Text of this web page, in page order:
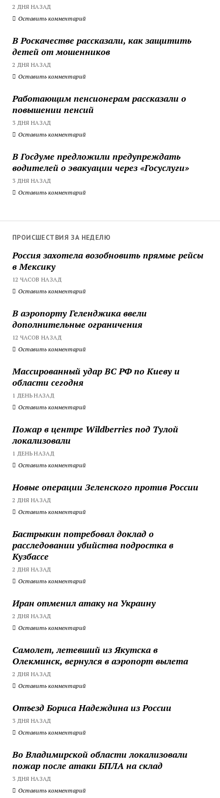
2 ДНЯ НАЗАД
Оставить комментарий
В Роскачестве рассказали, как защитить
детей от мошенников
2 ДНЯ НАЗАД
Оставить комментарий
Работающим пенсионерам рассказали о
повышении пенсий
3 ДНЯ НАЗАД
Оставить комментарий
В Госдуме предложили предупреждать
водителей о эвакуации через «Госуслуги»
3 ДНЯ НАЗАД
Оставить комментарий
ПРОИСШЕСТВИЯ ЗА НЕДЕЛЮ
Россия захотела возобновить прямые рейсы
в Мексику
12 ЧАСОВ НАЗАД
Оставить комментарий
В аэропорту Геленджика ввели
дополнительные ограничения
12 ЧАСОВ НАЗАД
Оставить комментарий
Массированный удар ВС РФ по Киеву и
области сегодня
1 ДЕНЬ НАЗАД
Оставить комментарий
Пожар в центре Wildberries под Тулой
локализовали
1 ДЕНЬ НАЗАД
Оставить комментарий
Новые операции Зеленского против России
2 ДНЯ НАЗАД
Оставить комментарий
Бастрыкин потребовал доклад о
расследовании убийства подростка в
Кузбассе
2 ДНЯ НАЗАД
Оставить комментарий
Иран отменил атаку на Украину
2 ДНЯ НАЗАД
Оставить комментарий
Самолет, летевший из Якутска в
Олекминск, вернулся в аэропорт вылета
2 ДНЯ НАЗАД
Оставить комментарий
Отъезд Бориса Надеждина из России
3 ДНЯ НАЗАД
Оставить комментарий
Во Владимирской области локализовали
пожар после атаки БПЛА на склад
3 ДНЯ НАЗАД
Оставить комментарий